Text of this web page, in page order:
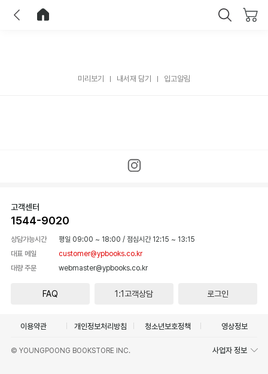
미리보기 내서재 담기 입고알림
고객센터
1544-9020
상담가능시간 평일 09:00 ~ 18:00 / 점심시간 12:15 ~ 13:15
대표 메일
customer@ypbooks.co.kr
대량 주문
webmaster@ypbooks.co.kr
FAQ 1:1고객상담 로그인
이용약관 개인정보처리방침 청소년보호정책 영상정보
© YOUNGPOONG BOOKSTORE INC. 사업자 정보